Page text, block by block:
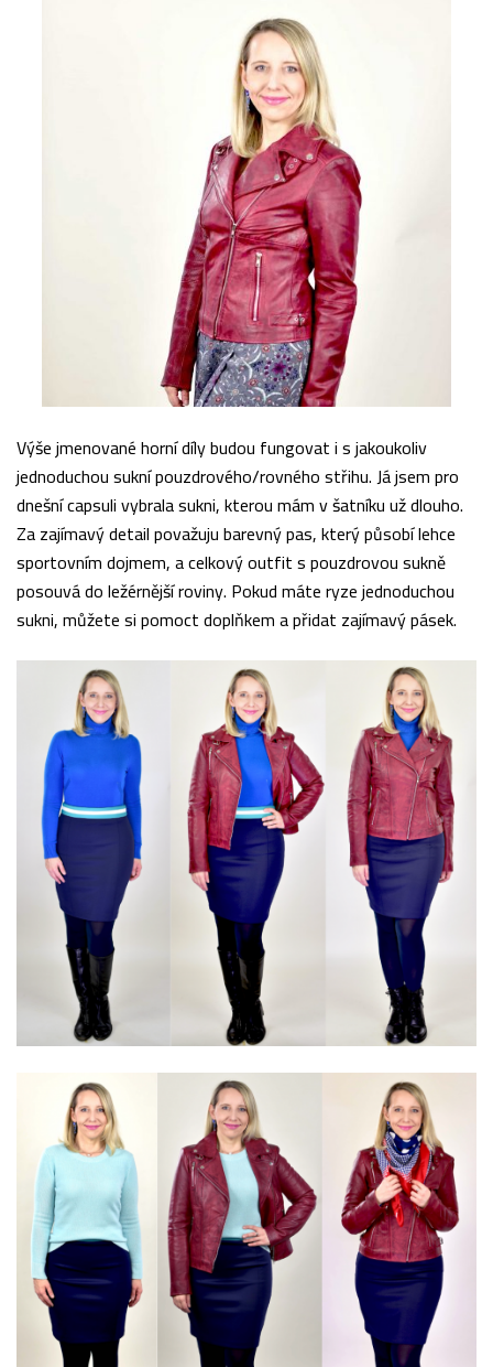
Výše jmenované horní díly budou fungovat i s jakoukoliv
jednoduchou sukní pouzdrového/rovného střihu. Já jsem pro
dnešní capsuli vybrala sukni, kterou mám v šatníku už dlouho.
Za zajímavý detail považuju barevný pas, který působí lehce
sportovním dojmem, a celkový outfit s pouzdrovou sukně
posouvá do ležérnější roviny. Pokud máte ryze jednoduchou
sukni, můžete si pomoct doplňkem a přidat zajímavý pásek.